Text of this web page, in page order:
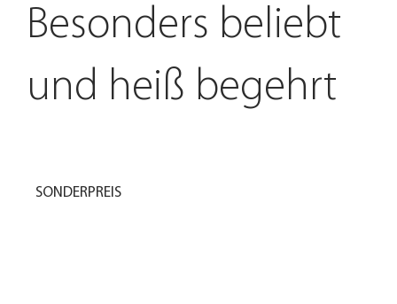
SONDERPREIS
Besonders beliebt
und heiß begehrt